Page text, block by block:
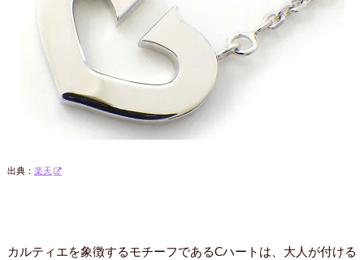
出典： 楽天
カルティエを象徴するモチーフであるCハートは、大人が付ける